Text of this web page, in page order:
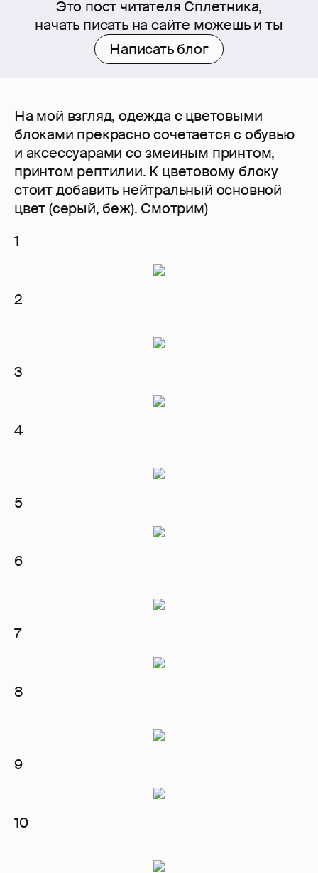
Это пост читателя Сплетника,
начать писать на сайте можешь и ты
Написать блог
На мой взгляд, одежда с цветовыми
блоками прекрасно сочетается с обувью
и аксессуарами со змеиным принтом,
принтом рептилии. К цветовому блоку
стоит добавить нейтральный основной
цвет (серый, беж). Смотрим)
1
2
3
4
5
6
7
8
9
10